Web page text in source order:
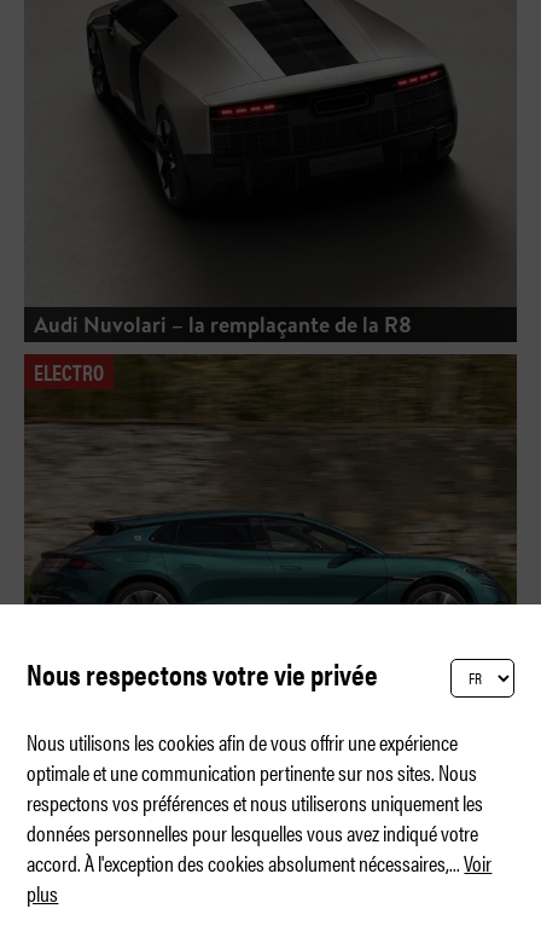
Audi Nuvolari – la remplaçante de la R8
ELECTRO
Denza Z9GT – La recharge éclair
Nous respectons votre vie privée
Nous utilisons les cookies afin de vous offrir une expérience
optimale et une communication pertinente sur nos sites. Nous
respectons vos préférences et nous utiliserons uniquement les
données personnelles pour lesquelles vous avez indiqué votre
accord. À l'exception des cookies absolument nécessaires,...Voir
plus